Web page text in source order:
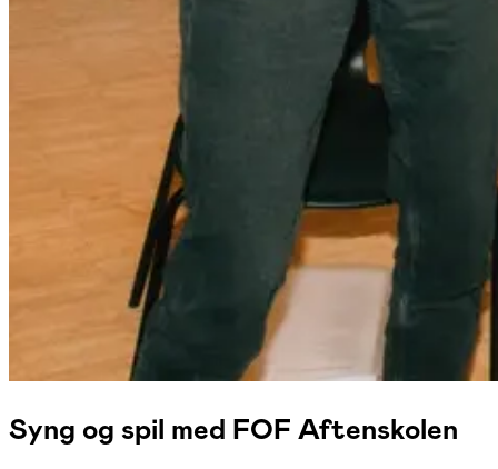
Syng og spil med FOF Aftenskolen